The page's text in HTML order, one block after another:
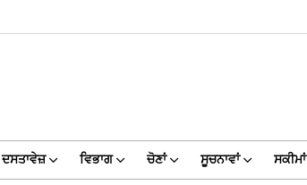
ਦਸਤਾਵੇਜ਼ ਵਿਭਾਗ ਚੋਣਾਂ ਸੂਚਨਾਵਾਂ ਸਕੀਮਾਂ